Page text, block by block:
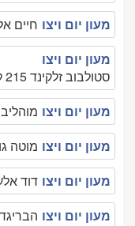
מעון יום ויצו חיים
מעון יום ויצו
סטולבוב זלקינד 215 קרית משה רחובות , 089468941
מעון יום ויצו מוהליבר 4 מכון ויצמן רחובות ,
מעון יום ויצו מוטה גור 16 רחובות ,
מעון יום ויצו דוד אלעזר 29 רחובות
מעון יום ויצו הבריגדה